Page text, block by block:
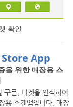
확인
Store App
을 위한 매장용 스
쿠폰, 티켓을 인식하여
용 스캔앱입니다. 매장